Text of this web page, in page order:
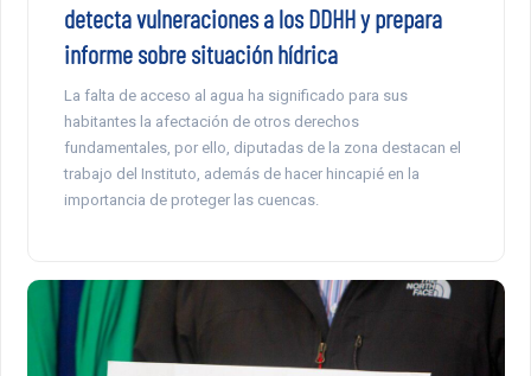
detecta vulneraciones a los DDHH y prepara
informe sobre situación hídrica
La falta de acceso al agua ha significado para sus
habitantes la afectación de otros derechos
fundamentales, por ello, diputadas de la zona destacan el
trabajo del Instituto, además de hacer hincapié en la
importancia de proteger las cuencas.